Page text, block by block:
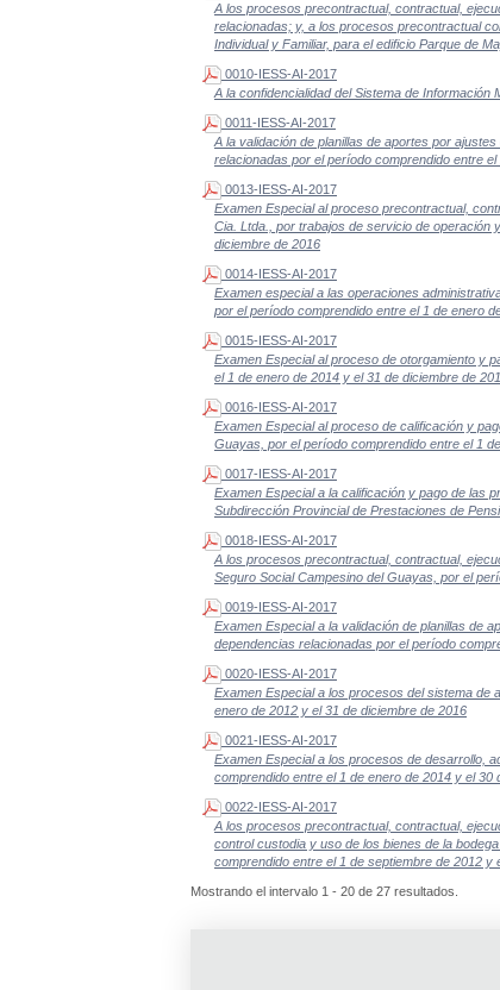
A los procesos precontractual, contractual,
relacionadas; y, a los procesos precontractual
Individual y Familiar, para el edificio Parque de
0010-IESS-AI-2017
A la confidencialidad del Sistema de
0011-IESS-AI-2017
A la validación de planillas de aportes por
relacionadas por el período comprendido entre
0013-IESS-AI-2017
Examen Especial al proceso precontractual,
Cia. Ltda., por trabajos de servicio de operación
diciembre de 2016
0014-IESS-AI-2017
Examen especial a las operaciones
por el período comprendido entre el 1 de enero
0015-IESS-AI-2017
Examen Especial al proceso de otorgamiento y
el 1 de enero de 2014 y el 31 de diciembre de
0016-IESS-AI-2017
Examen Especial al proceso de calificación y
Guayas, por el período comprendido entre el 1
0017-IESS-AI-2017
Examen Especial a la calificación y pago de las
Subdirección Provincial de Prestaciones de
0018-IESS-AI-2017
A los procesos precontractual, contractual,
Seguro Social Campesino del Guayas, por el
0019-IESS-AI-2017
Examen Especial a la validación de planillas de
dependencias relacionadas por el período
0020-IESS-AI-2017
Examen Especial a los procesos del sistema de
enero de 2012 y el 31 de diciembre de 2016
0021-IESS-AI-2017
Examen Especial a los procesos de desarrollo,
comprendido entre el 1 de enero de 2014 y el 30
0022-IESS-AI-2017
A los procesos precontractual, contractual,
control custodia y uso de los bienes de la
comprendido entre el 1 de septiembre de 2012 y
Mostrando el intervalo 1 - 20 de 27 resultados.